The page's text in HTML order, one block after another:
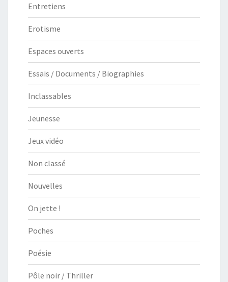
Entretiens
Erotisme
Espaces ouverts
Essais / Documents / Biographies
Inclassables
Jeunesse
Jeux vidéo
Non classé
Nouvelles
On jette !
Poches
Poésie
Pôle noir / Thriller